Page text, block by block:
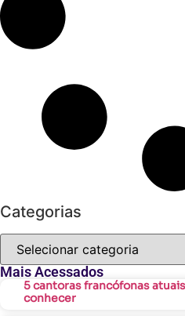
Categorias
Mais Acessados
5 cantoras francófonas
conhecer